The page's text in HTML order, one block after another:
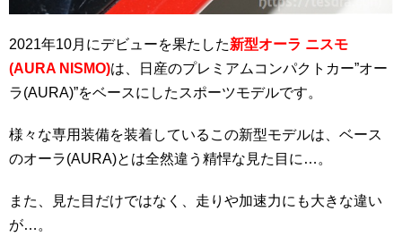
2021年10月にデビューを果たした新型オーラ ニスモ
(AURA NISMO)は、日産のプレミアムコンパクトカー”オー
ラ(AURA)”をベースにしたスポーツモデルです。
様々な専用装備を装着しているこの新型モデルは、ベース
のオーラ(AURA)とは全然違う精悍な見た目に…。
また、見た目だけではなく、走りや加速力にも大きな違い
が…。